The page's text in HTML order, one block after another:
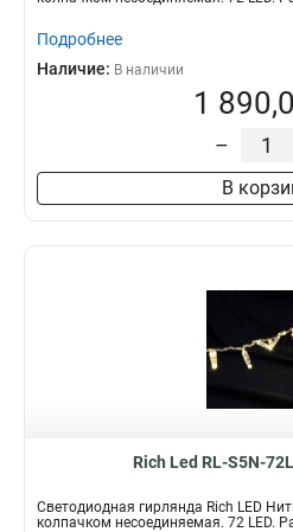
Подробнее
Наличие: В наличии
1
–
В
Rich Led RL-S5N-
Светодиодная гирлянда Rich LED
колпачком несоединяемая. 72 LED.